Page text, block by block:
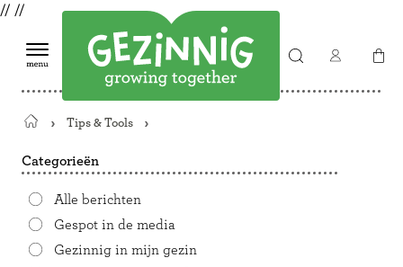
// //
Terug
de
Tips & Tools
Categorieën
Alle berichten
Gespot in de media
Gezinnig in mijn gezin